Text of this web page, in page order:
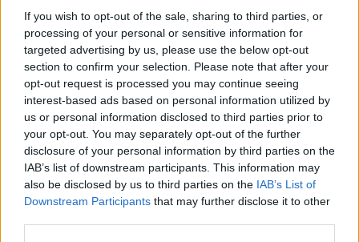
If you wish to opt-out of the sale, sharing to third parties, or
processing of your personal or sensitive information for
targeted advertising by us, please use the below opt-out
section to confirm your selection. Please note that after your
opt-out request is processed you may continue seeing
interest-based ads based on personal information utilized by
us or personal information disclosed to third parties prior to
your opt-out. You may separately opt-out of the further
disclosure of your personal information by third parties on the
IAB’s list of downstream participants. This information may
also be disclosed by us to third parties on the IAB’s List of
Downstream Participants that may further disclose it to other
Chicchicake 05/09/2017 9:07
Sono stata in quest'area di sosta nel weekend, la
notte è stata tranquilla perché c'erano altri camper
con noi, ho letto che durante le partite c'è il
divieto di sosta. Al centro si arriva comodamente
in poco più di mezz'ora, veramente molto facile
da raggiungere, il ritorno alla sera è abbastanza
tranquillo. Bar aperti e strade residenziali, mai
isolati.